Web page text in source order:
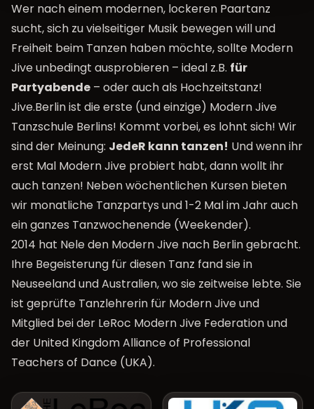
Wer nach einem modernen, lockeren Paartanz
sucht, sich zu vielseitiger Musik bewegen will und
Freiheit beim Tanzen haben möchte, sollte Modern
Jive unbedingt ausprobieren – ideal z.B. für
Partyabende – oder auch als Hochzeitstanz!
Jive.Berlin ist die erste (und einzige) Modern Jive
Tanzschule Berlins! Kommt vorbei, es lohnt sich! Wir
sind der Meinung: JedeR kann tanzen! Und wenn ihr
erst Mal Modern Jive probiert habt, dann wollt ihr
auch tanzen! Neben wöchentlichen Kursen bieten
wir monatliche Tanzpartys und 1-2 Mal im Jahr auch
ein ganzes Tanzwochenende (Weekender).
2014 hat Nele den Modern Jive nach Berlin gebracht.
Ihre Begeisterung für diesen Tanz fand sie in
Neuseeland und Australien, wo sie zeitweise lebte. Sie
ist geprüfte Tanzlehrerin für Modern Jive und
Mitglied bei der LeRoc Modern Jive Federation und
der United Kingdom Alliance of Professional
Teachers of Dance (UKA).